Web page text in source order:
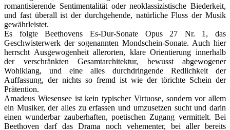
romantisierende Sentimentalität oder neoklassizistische Biederkeit,
und fast überall ist der durchgehende, natürliche Fluss der Musik
gewährleistet.
Es folgte Beethovens Es-Dur-Sonate Opus 27 Nr. 1, das
Geschwisterwerk der sogenannten Mondschein-Sonate. Auch hier
herrscht Ausgewogenheit allerorten, klare Orientierung innerhalb
der verschränkten Gesamtarchitektur, bewusst abgewogener
Wohlklang, und eine alles durchdringende Redlichkeit der
Auffassung, der nichts so fremd ist wie der törichte Schein der
Prätention.
Amadeus Wiesensee ist kein typischer Virtuose, sondern vor allem
ein Musiker, der alles zu erfassen und umzusetzen sucht und darin
einen wunderbar zauberhaften, poetischen Zugang vermittelt. Bei
Beethoven darf das Drama noch vehementer, bei aller bereits